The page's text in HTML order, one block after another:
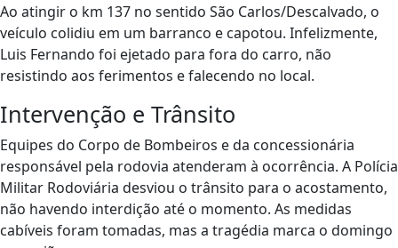
Ao atingir o km 137 no sentido São Carlos/Descalvado, o
veículo colidiu em um barranco e capotou. Infelizmente,
Luis Fernando foi ejetado para fora do carro, não
resistindo aos ferimentos e falecendo no local.
Intervenção e Trânsito
Equipes do Corpo de Bombeiros e da concessionária
responsável pela rodovia atenderam à ocorrência. A Polícia
Militar Rodoviária desviou o trânsito para o acostamento,
não havendo interdição até o momento. As medidas
cabíveis foram tomadas, mas a tragédia marca o domingo